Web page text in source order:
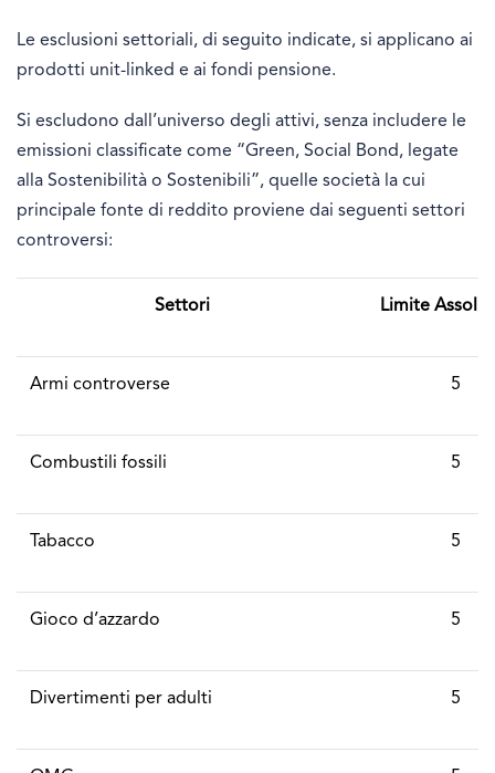
Le esclusioni settoriali, di seguito indicate, si applicano ai
prodotti unit-linked e ai fondi pensione.
Si escludono dall’universo degli attivi, senza includere le
emissioni classificate come “Green, Social Bond, legate
alla Sostenibilità o Sostenibili”, quelle società la cui
principale fonte di reddito proviene dai seguenti settori
controversi:
Settori Limite
Armi controverse 5
Combustili fossili 5
Tabacco 5
Gioco d’azzardo 5
Divertimenti per adulti 5